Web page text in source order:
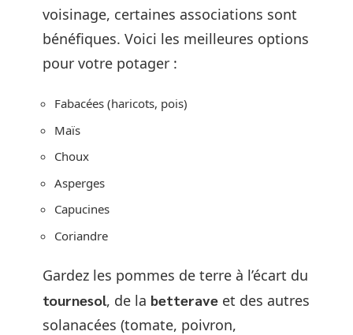
voisinage, certaines associations sont
bénéfiques. Voici les meilleures options
pour votre potager :
Fabacées (haricots, pois)
Maïs
Choux
Asperges
Capucines
Coriandre
Gardez les pommes de terre à l’écart du
tournesol, de la betterave et des autres
solanacées (tomate, poivron,